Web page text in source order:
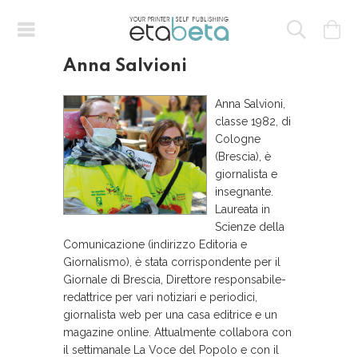
Anna Salvioni
Anna Salvioni,
classe 1982, di
Cologne
(Brescia), è
giornalista e
insegnante.
Laureata in
Scienze della
Comunicazione (indirizzo Editoria e
Giornalismo), è stata corrispondente per il
Giornale di Brescia, Direttore responsabile-
redattrice per vari notiziari e periodici,
giornalista web per una casa editrice e un
magazine online. Attualmente collabora con
il settimanale La Voce del Popolo e con il